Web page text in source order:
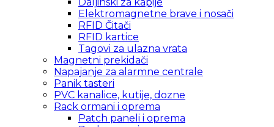
Elektromagnetne brave i nosači
RFID Čitači
RFID kartice
Tagovi za ulazna vrata
Magnetni prekidači
Napajanje za alarmne centrale
Panik tasteri
PVC kanalice, kutije, dozne
Rack ormani i oprema
Patch paneli i oprema